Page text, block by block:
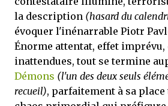
la description (hasard du
évoquer l'inénarrable Piotr
Énorme attentat, effet
inattendues, tout se termine
Démons (l'un des deux seuls
recueil), parfaitement à sa